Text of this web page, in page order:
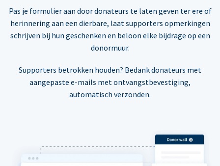
Pas je formulier aan door donateurs te laten geven ter ere of
herinnering aan een dierbare, laat supporters opmerkingen
schrijven bij hun geschenken en beloon elke bijdrage op een
donormuur.
Supporters betrokken houden? Bedank donateurs met
aangepaste e-mails met ontvangstbevestiging,
automatisch verzonden.